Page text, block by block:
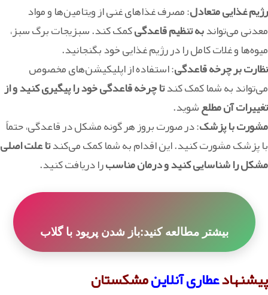
رژیم غذایی متعادل: مصرف غذاهای غنی از ویتامین‌ها و مواد
معدنی می‌تواندبه تنظیم قاعدگیکمک کند. سبزیجات برگ سبز،
میوه‌ها و غلات کامل را در رژیم غذایی خود بگنجانید.
نظارت بر چرخه قاعدگی: استفاده از اپلیکیشن‌های مخصوص
می‌تواند به شما کمک کندتا چرخه قاعدگی خود را پیگیری کنید و از
تغییرات آن مطلعشوید.
مشورت با پزشک: در صورت بروز هر گونه مشکل در قاعدگی، حتماً
با پزشک مشورت کنید. این اقدام به شما کمک می‌کندتا علت اصلی
مشکل را شناسایی کنید و درمان مناسبرا دریافت کنید.
بیشتر مطالعه کنید:باز شدن پریود با گلاب
پیشنهادعطاری آنلاینمشکستان